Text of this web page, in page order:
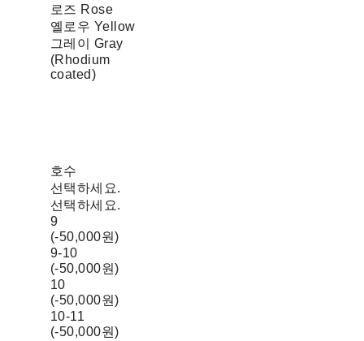
로즈 Rose
옐로우 Yellow
그레이 Gray
(Rhodium
coated)
호수
선택하세요.
선택하세요.
9
(-50,000원)
9-10
(-50,000원)
10
(-50,000원)
10-11
(-50,000원)